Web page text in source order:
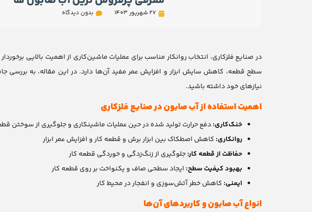
27 شهریور 1403 بدون دیدگاه
در صنایع فلزکاری، انتخاب روانکار مناسب برای عملیات ماشین‌کاری از اهمیت بالایی
سطح قطعه، کاهش سایش ابزار و افزایش عمر مفید آن‌ها دارد. در این مقاله، به بررسی
نیازهای خود داشته باشید.
اهمیت استفاده از آب صابون در صنایع فلزکاری
خنک‌کاری:دفع حرارت تولید شده در حین عملیات ماشینکاری و جلوگیری از سوختن
روانکاری: کاهش اصطکاک بین ابزار برش و قطعه کار و افزایش عمر ابزار
حفاظت از قطعه کار:جلوگیری از زنگ‌زدگی و خوردگی قطعه کار
بهبود کیفیت سطح: ایجاد سطحی صاف و یکنواخت بر روی قطعه کار
ایمنی: کاهش خطر آتش‌سوزی و انفجار در محیط کار
انواع آب صابون و کاربردهای آن‌ها